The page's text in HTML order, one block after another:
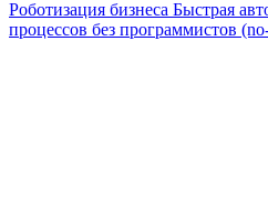
Роботизация бизнеса Быстрая
процессов без программистов